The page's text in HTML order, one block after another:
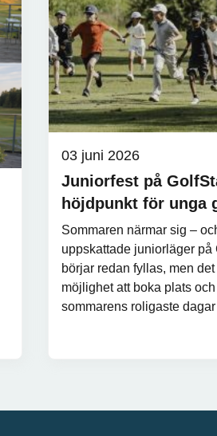
03 juni 2026
Juniorfest på
höjdpunkt för unga
Sommaren närmar sig –
uppskattade juniorläger på
börjar redan fyllas, men
möjlighet att boka plats
sommarens roligaste